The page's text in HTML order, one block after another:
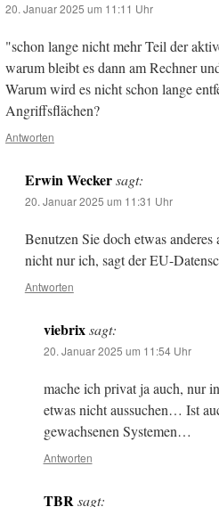
20. Januar 2025 um 11:11 Uhr
"schon lange nicht mehr Teil der
warum bleibt es dann am Rechner
Warum wird es nicht schon lange
Angriffsflächen?
Antworten
Erwin Wecker sagt:
20. Januar 2025 um 11:31 Uhr
Benutzen Sie doch etwas
nicht nur ich, sagt der EU-
Antworten
viebrix sagt:
20. Januar 2025 um 11:54 Uhr
mache ich privat ja auch, nur
etwas nicht aussuchen… Ist
gewachsenen Systemen…
Antworten
TBR sagt: